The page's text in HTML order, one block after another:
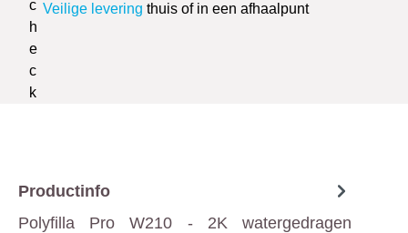
Veilige levering thuis of in een afhaalpunt
Productinfo
Polyfilla Pro W210 - 2K watergedragen